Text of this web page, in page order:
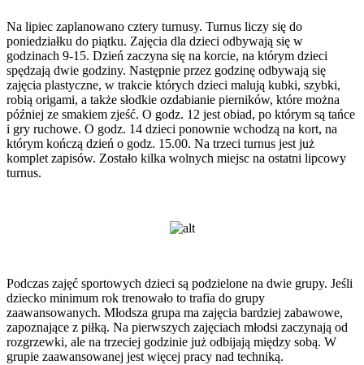
Na lipiec zaplanowano cztery turnusy. Turnus liczy się do
poniedziałku do piątku. Zajęcia dla dzieci odbywają się w
godzinach 9-15. Dzień zaczyna się na korcie, na którym dzieci
spędzają dwie godziny. Następnie przez godzinę odbywają się
zajęcia plastyczne, w trakcie których dzieci malują kubki, szybki,
robią origami, a także słodkie ozdabianie pierników, które można
później ze smakiem zjeść. O godz. 12 jest obiad, po którym są tańce
i gry ruchowe. O godz. 14 dzieci ponownie wchodzą na kort, na
którym kończą dzień o godz. 15.00. Na trzeci turnus jest już
komplet zapisów. Zostało kilka wolnych miejsc na ostatni lipcowy
turnus.
Podczas zajęć sportowych dzieci są podzielone na dwie grupy. Jeśli
dziecko minimum rok trenowało to trafia do grupy
zaawansowanych. Młodsza grupa ma zajęcia bardziej zabawowe,
zapoznające z piłką. Na pierwszych zajęciach młodsi zaczynają od
rozgrzewki, ale na trzeciej godzinie już odbijają między sobą. W
grupie zaawansowanej jest więcej pracy nad techniką.